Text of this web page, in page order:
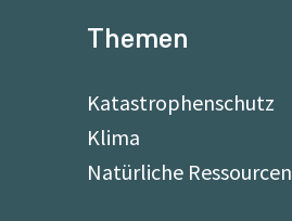
Themen
Katastrophenschutz
Klima
Natürliche Ressourcen